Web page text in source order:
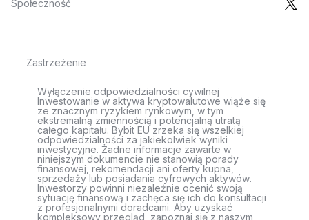
Społeczność
Zastrzeżenie
Wyłączenie odpowiedzialności cywilnej
Inwestowanie w aktywa kryptowalutowe wiąże się
ze znacznym ryzykiem rynkowym, w tym
ekstremalną zmiennością i potencjalną utratą
całego kapitału. Bybit EU zrzeka się wszelkiej
odpowiedzialności za jakiekolwiek wyniki
inwestycyjne. Żadne informacje zawarte w
niniejszym dokumencie nie stanowią porady
finansowej, rekomendacji ani oferty kupna,
sprzedaży lub posiadania cyfrowych aktywów.
Inwestorzy powinni niezależnie ocenić swoją
sytuację finansową i zachęca się ich do konsultacji
z profesjonalnymi doradcami. Aby uzyskać
kompleksowy przegląd, zapoznaj się z naszym